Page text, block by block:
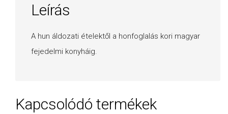
Leírás
A hun áldozati ételektől a honfoglalás kori magyar
fejedelmi konyháig.
Kapcsolódó termékek